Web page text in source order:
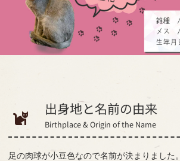
出身地と名前の由来
Birthplace & Origin of the Name
足の肉球が小豆色なので名前が決まりました。